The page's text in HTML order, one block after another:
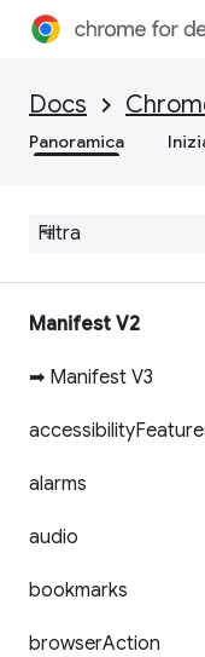
Docs
Panoramica
Manifest V2
➡ Manifest V3
accessibility
alarms
audio
bookmarks
browserAction